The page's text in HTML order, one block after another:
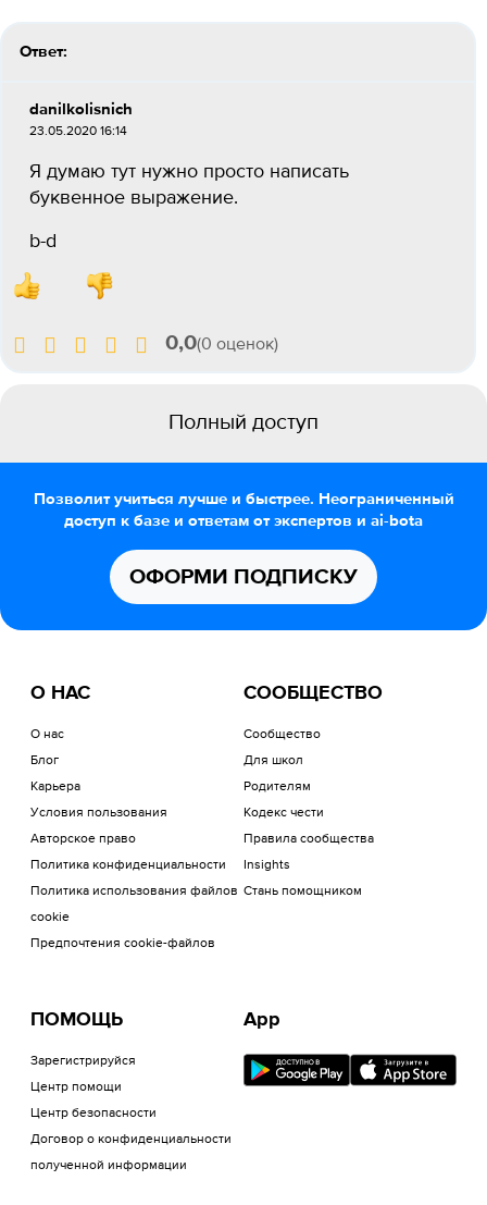
Ответ:
danilkolisnich
23.05.2020 16:14
Я думаю тут нужно просто написать
буквенное выражение.
b-d
0,0(0 оценок)
Полный доступ
Позволит учиться лучше и быстрее. Неограниченный
доступ к базе и ответам от экспертов и ai-bota
ОФОРМИ ПОДПИСКУ
О НАС
О нас
Блог
Карьера
Условия пользования
Авторское право
Политика конфиденциальности
Политика использования файлов
cookie
Предпочтения cookie-файлов
СООБЩЕСТВО
Сообщество
Для школ
Родителям
Кодекс чести
Правила сообщества
Insights
Стань помощником
ПОМОЩЬ
Зарегистрируйся
Центр помощи
Центр безопасности
Договор о конфиденциальности
полученной информации
App